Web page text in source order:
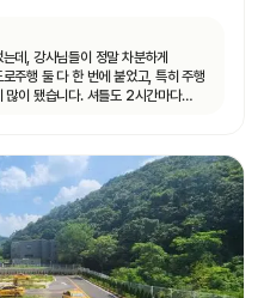
데, 강사님들이 정말 차분하게
주행 둘 다 한 번에 붙었고, 특히 주행
많이 됐습니다. 셔틀도 2시간마다